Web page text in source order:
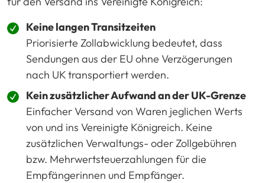
Keine langen Transitzeiten
Priorisierte Zollabwicklung bedeutet, dass
Sendungen aus der EU ohne Verzögerungen
nach UK transportiert werden.
Kein zusätzlicher Aufwand an der UK-Grenze
Einfacher Versand von Waren jeglichen Werts
von und ins Vereinigte Königreich. Keine
zusätzlichen Verwaltungs- oder Zollgebühren
bzw. Mehrwertsteuerzahlungen für die
Empfängerinnen und Empfänger.